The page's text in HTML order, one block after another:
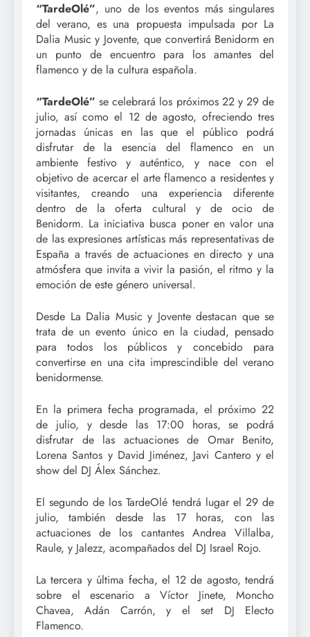
“TardeOlé”, uno de los eventos más singulares
del verano, es una propuesta impulsada por La
Dalia Music y Jovente, que convertirá Benidorm en
un punto de encuentro para los amantes del
flamenco y de la cultura española.
“TardeOlé” se celebrará los próximos 22 y 29 de
julio, así como el 12 de agosto, ofreciendo tres
jornadas únicas en las que el público podrá
disfrutar de la esencia del flamenco en un
ambiente festivo y auténtico, y nace con el
objetivo de acercar el arte flamenco a residentes y
visitantes, creando una experiencia diferente
dentro de la oferta cultural y de ocio de
Benidorm. La iniciativa busca poner en valor una
de las expresiones artísticas más representativas de
España a través de actuaciones en directo y una
atmósfera que invita a vivir la pasión, el ritmo y la
emoción de este género universal.
Desde La Dalia Music y Jovente destacan que se
trata de un evento único en la ciudad, pensado
para todos los públicos y concebido para
convertirse en una cita imprescindible del verano
benidormense.
En la primera fecha programada, el próximo 22
de julio, y desde las 17:00 horas, se podrá
disfrutar de las actuaciones de Omar Benito,
Lorena Santos y David Jiménez, Javi Cantero y el
show del DJ Álex Sánchez.
El segundo de los TardeOlé tendrá lugar el 29 de
julio, también desde las 17 horas, con las
actuaciones de los cantantes Andrea Villalba,
Raule, y Jalezz, acompañados del DJ Israel Rojo.
La tercera y última fecha, el 12 de agosto, tendrá
sobre el escenario a Víctor Jinete, Moncho
Chavea, Adán Carrón, y el set DJ Electo
Flamenco.